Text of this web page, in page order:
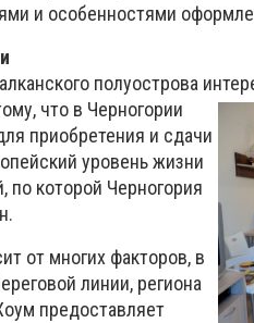
и особенностями
полуострова
что в Черногории
приобретения и сдачи
уровень жизни
по которой Черногория
от многих факторов, в
линии, региона
предоставляет